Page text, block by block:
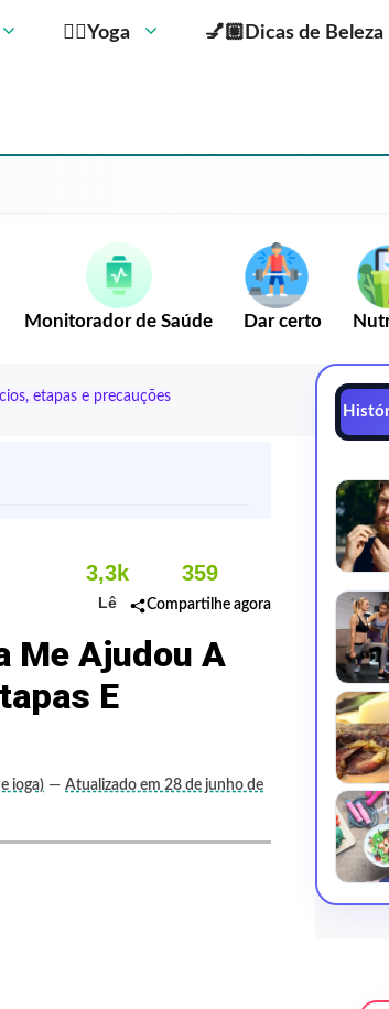
🧘‍♀️Yoga 💅🏼Dicas de Beleza
Monitorador de Saúde Dar certo
etapas e precauções
3,3k
Lê
359
Compartilhe agora
Me Ajudou A
E
ioga) — Atualizado em 28 de junho de